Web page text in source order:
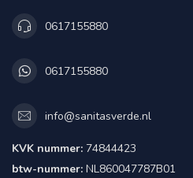
0617155880
0617155880
info@sanitasverde.nl
KVK nummer: 74844423
btw-nummer: NL860047787B01